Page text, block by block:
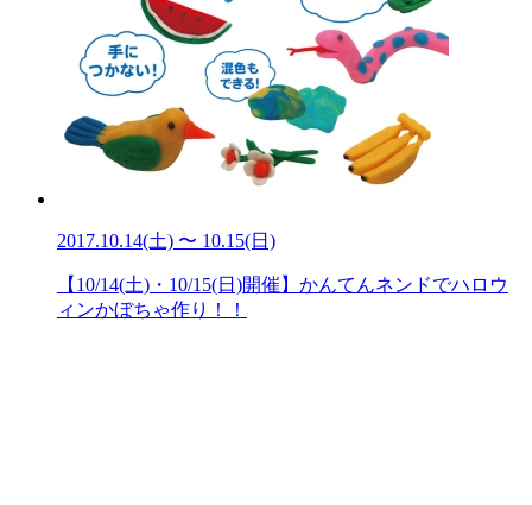
2017.10.14(土) 〜 10.15(日)
【10/14(土)・10/15(日)開催】かんてんネンドでハロウ
ィンかぼちゃ作り！！